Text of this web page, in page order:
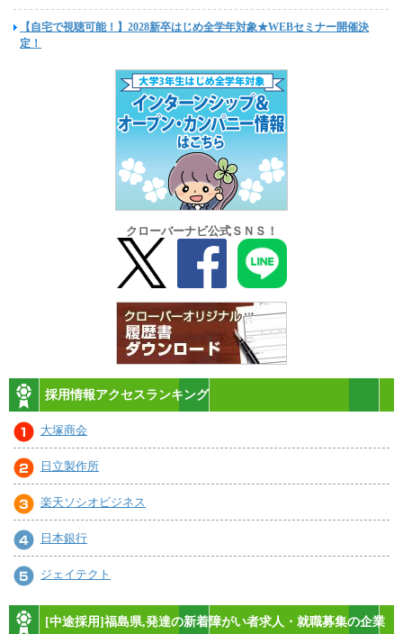
【自宅で視聴可能！】2028新卒はじめ全学年対象★WEBセミナー開催決
定！
クローバーナビ公式ＳＮＳ！
採用情報アクセスランキング
大塚商会
日立製作所
楽天ソシオビジネス
日本銀行
ジェイテクト
[中途採用]福島県,発達の新着障がい者求人・就職募集の企業